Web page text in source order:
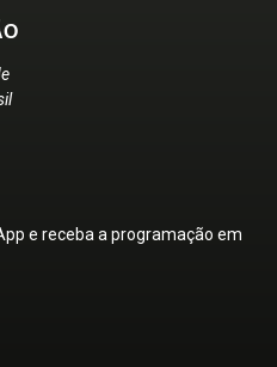
e receba a programação em